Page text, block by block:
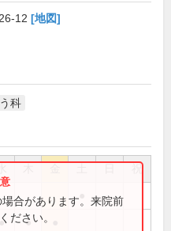
12 [地図]
科
祝
●
合があります。来院前
ださい。